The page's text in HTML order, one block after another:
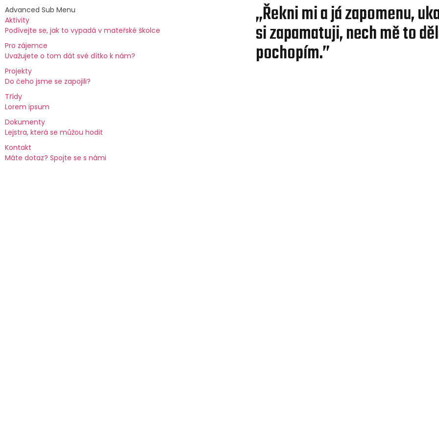
Advanced Sub Menu
Aktivity
Podívejte se, jak to vypadá v mateřské školce
Pro zájemce
Uvažujete o tom dát své dítko k nám?
Projekty
Do čeho jsme se zapojili?
Třídy
Lorem ipsum
Dokumenty
Lejstra, která se můžou hodit
Kontakt
Máte dotaz? Spojte se s námi
„Řekni mi a já zapomenu,
si zapamatuji, nech mě to
pochopím.”